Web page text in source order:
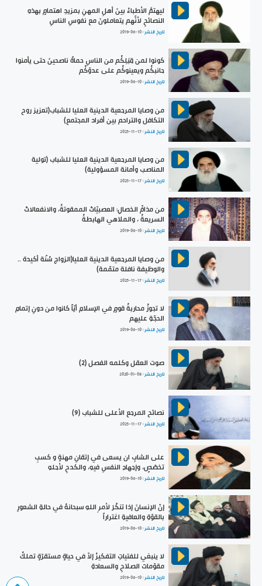
ليهتمَّ الأطباءُ بينَ أهلِ المهنِ بمزيدِ اهتمامٍ بهذهِ
النصائحِ لأنَّهم يتعاملونَ مع نفوسِ الناسِ
تاريخ النشر :2019-06-10
كونوا لمن قِبَلِكُم من الناسِ حماةً ناصحينَ حتى يأمنوا
جانبكُم ويعينوكُم على عدوّكُم
تاريخ النشر :2019-06-10
من وصايا المرجعية الدينية العليا للشباب(تعزيز روح
التكافل والتراحم بين أفراد المجتمع)
تاريخ النشر :2025-11-17
من وصايا المرجعية الدينية العليا للشباب (تولية
المناصب وأمانة المسؤولية)
تاريخ النشر :2025-11-17
من مذامِّ الخصالِ: العصبيّاتُ الممقوتةُ، والانفعالاتُ
السريعةُ ، والملاهي الهابطةُ
تاريخ النشر :2019-06-10
من وصايا المرجعية الدينية العليا(الزواج سُنّة أكيدة ..
والوظيفة نافلة متمّمة)
تاريخ النشر :2025-11-17
لا تجوزُ محاربةُ قومٍ في الإسلامِ أيّاً كانوا من دونِ إتمامِ
الحجّةِ عليهم
تاريخ النشر :2019-06-10
صوت العقل وكلمه الفصل (2)
تاريخ النشر :2020-01-08
نصائح المرجع الأعلى للشباب (9)
تاريخ النشر :2025-11-17
على الشابِ ان يسعى في إتقانِ مهنةٍ و كسبِ
تخصّصٍ، وإجهادِ النفسِ فيهِ، والكدحِ لأجلهِ
تاريخ النشر :2019-06-10
إنّ الإنسانَ إذا تنكّرَ لأمرِ اللهِ سبحانهُ في حالةِ الشعورِ
بالقوّةِ والعافيةِ اغتراراً
تاريخ النشر :2019-06-10
لا ينبغي للفتياتِ التفكيرُ إلاّ في حياةٍ مستقرّةٍ تملكُ
مقوّماتَ الصلاحِ والسعادةِ
تاريخ النشر :2019-06-10